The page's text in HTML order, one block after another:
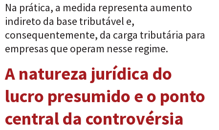
Na prática, a medida representa aumento
indireto da base tributável e,
consequentemente, da carga tributária para
empresas que operam nesse regime.
A natureza jurídica do
lucro presumido e o ponto
central da controvérsia